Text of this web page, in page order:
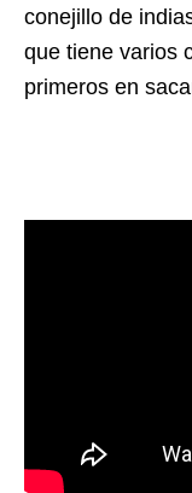
conejillo de
que tiene varios
primeros en